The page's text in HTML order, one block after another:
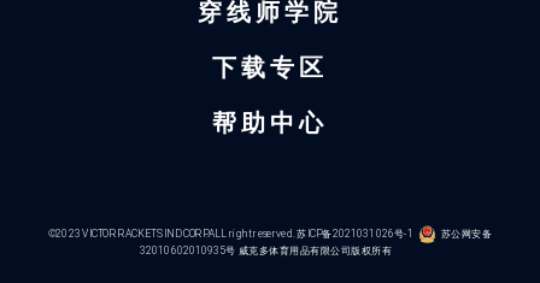
穿线师学院
下载专区
帮助中心
©2023 VICTOR RACKETS IND CORP.ALL right reserved.苏ICP备2021031026号-1 苏公网安备
32010602010935号 威克多体育用品有限公司版权所有